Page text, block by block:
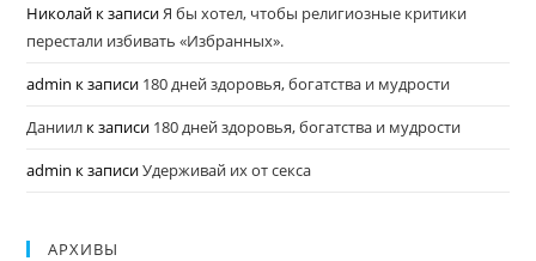
Николай к записиЯ бы хотел, чтобы религиозные критики
перестали избивать «Избранных».
admin к записи 180 дней здоровья, богатства и мудрости
Даниил к записи 180 дней здоровья, богатства и мудрости
admin к записиУдерживай их от секса
АРХИВЫ